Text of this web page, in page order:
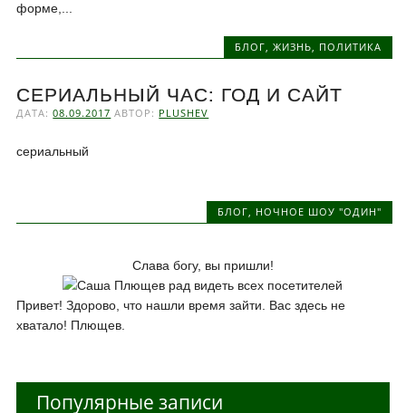
форме,...
БЛОГ, ЖИЗНЬ, ПОЛИТИКА
СЕРИАЛЬНЫЙ ЧАС: ГОД И САЙТ
ДАТА:08.09.2017 АВТОР: PLUSHEV
сериальный
БЛОГ НОЧНОЕ ШОУ "ОДИН"
Слава богу, вы пришли!
Привет! Здорово, что нашли время зайти. Вас здесь не
хватало! Плющев.
Популярные записи